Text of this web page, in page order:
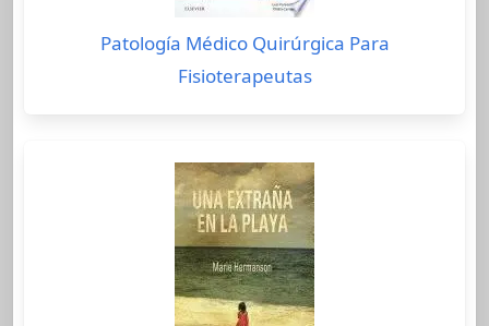
Patología Médico Quirúrgica Para
Fisioterapeutas